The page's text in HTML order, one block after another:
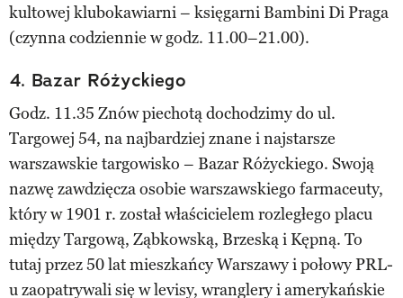
kultowej klubokawiarni – księgarni Bambini Di Praga
(czynna codziennie w godz. 11.00–21.00).
4. Bazar Różyckiego
Godz. 11.35 Znów piechotą dochodzimy do ul.
Targowej 54, na najbardziej znane i najstarsze
warszawskie targowisko – Bazar Różyckiego. Swoją
nazwę zawdzięcza osobie warszawskiego farmaceuty,
który w 1901 r. został właścicielem rozległego placu
między Targową, Ząbkowską, Brzeską i Kępną. To
tutaj przez 50 lat mieszkańcy Warszawy i połowy PRL-
u zaopatrywali się w levisy, wranglery i amerykańskie